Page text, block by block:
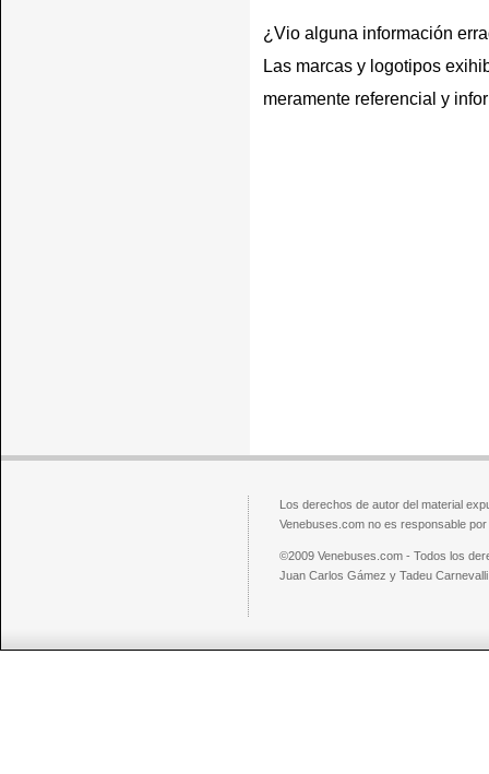
¿Vio alguna información
Las marcas y logotipos
meramente referencial y
Los derechos de autor del material
Venebuses.com no es responsable
©2009 Venebuses.com - Todos los
Juan Carlos Gámez y Tadeu Carnevalli